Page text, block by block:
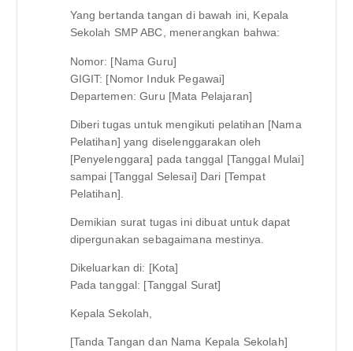
Yang bertanda tangan di bawah ini, Kepala
Sekolah SMP ABC, menerangkan bahwa:
Nomor: [Nama Guru]
GIGIT: [Nomor Induk Pegawai]
Departemen: Guru [Mata Pelajaran]
Diberi tugas untuk mengikuti pelatihan [Nama
Pelatihan] yang diselenggarakan oleh
[Penyelenggara] pada tanggal [Tanggal Mulai]
sampai [Tanggal Selesai] Dari [Tempat
Pelatihan].
Demikian surat tugas ini dibuat untuk dapat
dipergunakan sebagaimana mestinya.
Dikeluarkan di: [Kota]
Pada tanggal: [Tanggal Surat]
Kepala Sekolah,
[Tanda Tangan dan Nama Kepala Sekolah]